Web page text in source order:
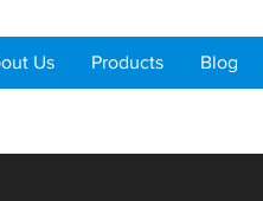
Us Products Blog